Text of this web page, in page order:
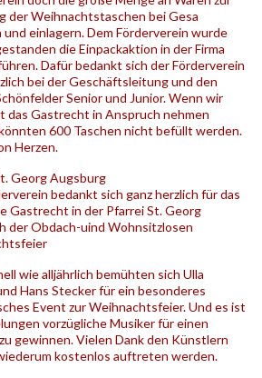
der Weihnachtstaschen bei Gesa
und einlagern. Dem Förderverein wurde
die Einpackaktion in der Firma
Dafür bedankt sich der Förderverein
bei der Geschäftsleitung und den
Senior und Junior. Wenn wir
das Gastrecht in Anspruch nehmen
600 Taschen nicht befüllt werden.
Herzen.
Georg Augsburg
bedankt sich ganz herzlich für das
Gastrecht in der Pfarrei St. Georg
der Obdach-uind Wohnsitzlosen
wie alljährlich bemühten sich Ulla
Hans Stecker für ein besonderes
Event zur Weihnachtsfeier. Und es ist
vorzügliche Musiker für einen
gewinnen. Vielen Dank den Künstlern
kostenlos auftreten werden.